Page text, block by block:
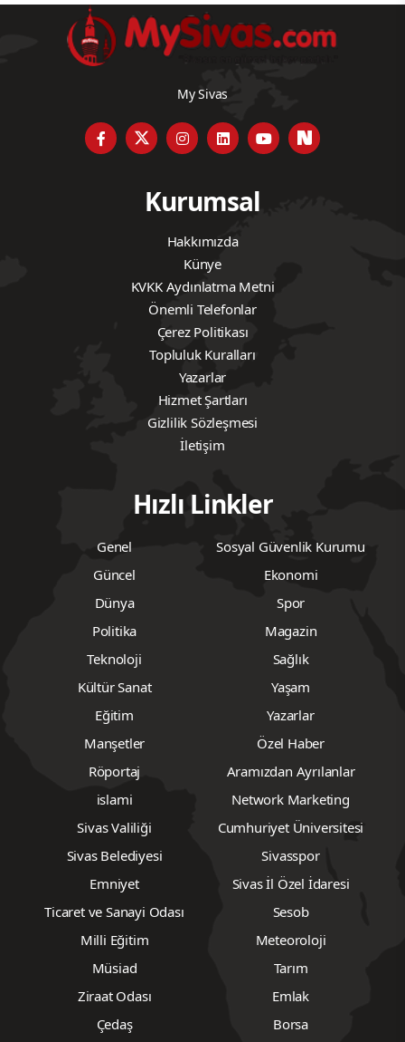
My Sivas
Kurumsal
Hakkımızda
Künye
KVKK Aydınlatma Metni
Önemli Telefonlar
Çerez Politikası
Topluluk Kuralları
Yazarlar
Hizmet Şartları
Gizlilik Sözleşmesi
İletişim
Hızlı Linkler
Genel
Sosyal Güvenlik Kurumu
Güncel
Ekonomi
Dünya
Spor
Politika
Magazin
Teknoloji
Sağlık
Kültür Sanat
Yaşam
Eğitim
Yazarlar
Manşetler
Özel Haber
Röportaj
Aramızdan Ayrılanlar
islami
Network Marketing
Sivas Valiliği
Cumhuriyet Üniversitesi
Sivas Belediyesi
Sivasspor
Emniyet
Sivas İl Özel İdaresi
Ticaret ve Sanayi Odası
Sesob
Milli Eğitim
Meteoroloji
Müsiad
Tarım
Ziraat Odası
Emlak
Çedaş
Borsa